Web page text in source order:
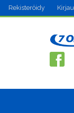
Rekisteröidy